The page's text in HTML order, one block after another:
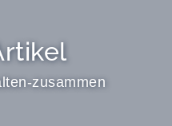
zusammen